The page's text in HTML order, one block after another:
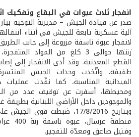
انفجار ثلاث عبوات في البقاع وتفكيك
آلية عسكرية تابعة للجيش في أثناء
لانفجار عبوة ناسفة مزروعة إلى جانب
زنتها حوالى 3 كلغ من المواد
القطع المعدنية. وقد أدى الانفجار إلى
طفيفة. واتّخذت وحدات الجيش
الميدانية المناسبة، كما نفّذت
ومحيطها، أسفرت عن توقيف عدد من
والموجودين داخل الأراضي اللبنانية بطريقة
وبتاريخ 17/8/2016، ضبطت
وفتيل صاعق ومعدّة للتفجير.